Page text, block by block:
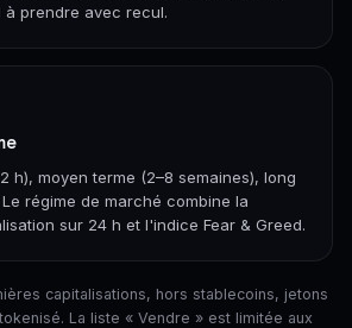
prendre avec recul.
h), moyen terme (2–8 semaines), long
Le régime de marché combine la
sur 24 h et l'indice Fear & Greed.
capitalisations, hors stablecoins, jetons
La liste « Vendre » est limitée aux